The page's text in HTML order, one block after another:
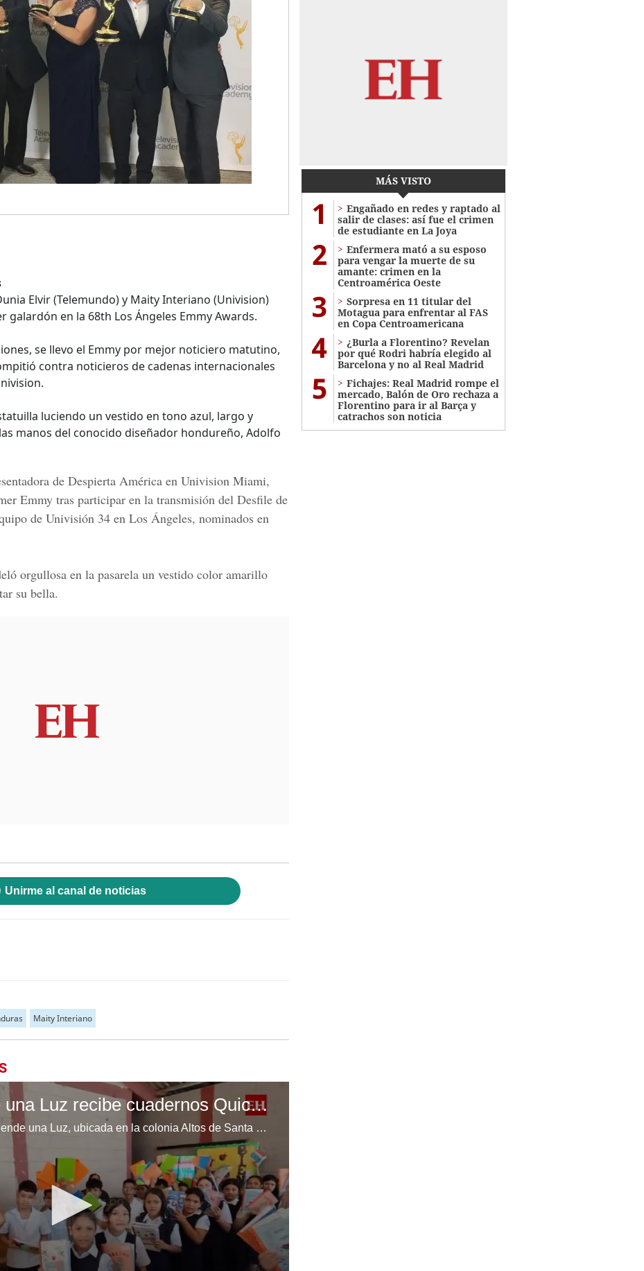
Elvir (Telemundo) y Maity Interiano (Univision)
galardón en la 68th Los Ángeles Emmy Awards.
se llevo el Emmy por mejor noticiero matutino,
contra noticieros de cadenas internacionales
luciendo un vestido en tono azul, largo y
manos del conocido diseñador hondureño, Adolfo
de Despierta América en Univision Miami,
Emmy tras participar en la transmisión del Desfile de
de Univisión 34 en Los Ángeles, nominados en
orgullosa en la pasarela un vestido color amarillo
su bella.
Unirme al canal de noticias
Maity Interiano
Escuela Enciende una Luz recibe cuadernos Quick, gracias a la Maratón del Saber
Los niños de la escuela Enciende una Luz, ubicada en la colonia Altos de Santa Rosa, al sur de Tegucigalpa, recibieron cuadernos Quick como parte de la Campaña Maratón del Saber.
MÁS VISTO
1
Engañado en redes y raptado al
salir de clases: así fue el crimen
de estudiante en La Joya
2
Enfermera mató a su esposo
para vengar la muerte de su
amante: crimen en la
Centroamérica Oeste
3
Sorpresa en 11 titular del
Motagua para enfrentar al FAS
en Copa Centroamericana
4
¿Burla a Florentino? Revelan
por qué Rodri habría elegido al
Barcelona y no al Real Madrid
5
Fichajes: Real Madrid rompe el
mercado, Balón de Oro rechaza a
Florentino para ir al Barça y
catrachos son noticia